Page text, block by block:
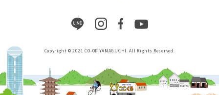
Copyright © 2021 CO-OP YAMAGUCHI. All Rights Reserved.